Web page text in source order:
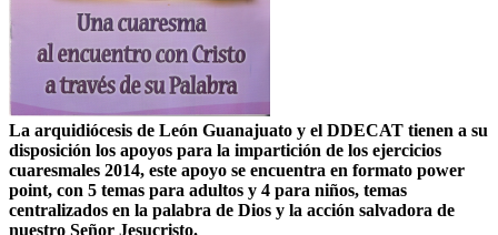
La arquidiócesis de León Guanajuato y el DDECAT tienen a su
disposición los apoyos para la impartición de los ejercicios
cuaresmales 2014, este apoyo se encuentra en formato power
point, con 5 temas para adultos y 4 para niños, temas
centralizados en la palabra de Dios y la acción salvadora de
nuestro Señor Jesucristo.